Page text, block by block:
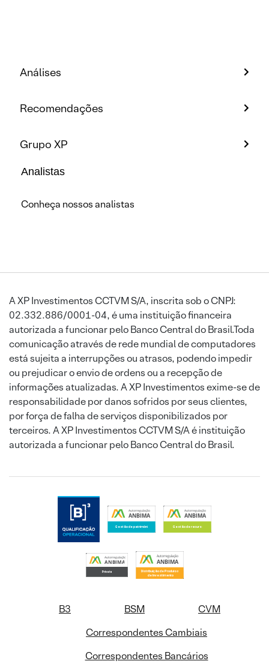
Análises
Recomendações
Grupo XP
Analistas
Conheça nossos analistas
A XP Investimentos CCTVM S/A, inscrita sob o CNPJ:
02.332.886/0001-04, é uma instituição financeira
autorizada a funcionar pelo Banco Central do Brasil.Toda
comunicação através de rede mundial de computadores
está sujeita a interrupções ou atrasos, podendo impedir
ou prejudicar o envio de ordens ou a recepção de
informações atualizadas. A XP Investimentos exime-se de
responsabilidade por danos sofridos por seus clientes,
por força de falha de serviços disponibilizados por
terceiros. A XP Investimentos CCTVM S/A é instituição
autorizada a funcionar pelo Banco Central do Brasil.
B3 BSM
CVM
Correspondentes Cambiais
Correspondentes Bancários